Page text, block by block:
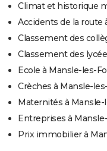
Climat et historique
Accidents de la route
Classement des
Classement des
Ecole à Mansle-les-
Crèches à Mansle-
Maternités à
Entreprises à
Prix immobilier à